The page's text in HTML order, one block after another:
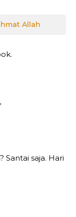
Allah
saja. Hari